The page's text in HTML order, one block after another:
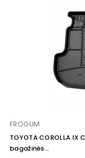
FROGUM
TOYOTA COROLLA
bagažinės...